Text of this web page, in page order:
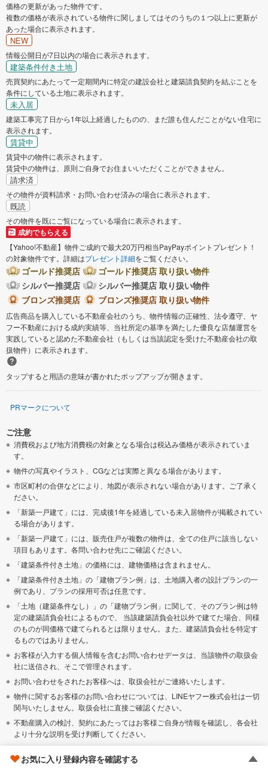
価格の更新があった物件です。
複数の価格が表示されている物件に関しましてはそのうちの１つ以上に更新が
あった場合に表示されます。
NEW
情報公開日が7日以内の場合に表示されます。
建築条件付き土地
売買契約にあたって一定期間内に特定の建設会社と建築請負契約を結ぶことを
条件にしている土地に表示されます。
未入居
建築工事完了日から1年以上経過したものの、まだ誰も住んだことがない住宅に
表示されます。
賃貸中
賃貸中の物件に表示されます。
賃貸中の物件は、原則ご自身でお住まいいただくことができません。
請求済
その物件が資料請求・お問い合わせ済みの場合に表示されます。
既読
その物件を既にご覧になっている場合に表示されます。
成約でもらえる
【Yahoo!不動産】物件ご成約で最大20万円相当PayPayポイントプレゼント！
の対象物件です。詳細はプレゼント詳細をご覧ください。
ゴールド推奨店
ゴールド推奨店 取り扱い物件
シルバー推奨店
シルバー推奨店 取り扱い物件
ブロンズ推奨店
ブロンズ推奨店 取り扱い物件
広告商品を購入している不動産会社のうち、物件情報の正確性、法令遵守、ヤ
フー不動産における成約実績等、当社所定の基準を満たした優良な店舗運営を
実践していると認めた不動産会社（もしくは当該認定を受けた不動産会社の取
扱物件）に表示されます。
タップすると用語の意味が書かれたポップアップが開きます。
PRマークについて
ご注意
消費税および地方消費税の対象となる場合は税込み価格が表示されていま
す。
物件の写真やイラスト、CGなどは実際と異なる場合があります。
市区町村の合併などにより、地図が表示されない場合があります。ご了承く
ださい。
「新築一戸建て」には、完成後1年を経過している未入居物件が掲載されてい
る場合があります。
「新築一戸建て」には、販売住戸が複数の物件は、全ての住戸に該当しない
項目もあります。各問い合わせ先にご確認ください。
「建築条件付き土地」の価格には、建物価格は含まれません。
「建築条件付き土地」の「建物プラン例」は、土地購入者の設計プランの一
例であり、プランの採用可否は任意です。
「土地（建築条件なし）」の「建物プラン例」に関して、そのプラン例は特
定の建築請負会社によるもので、 当該建築請負会社以外で建てた場合、同様
のものが同価格で建てられるとは限りません。また、建築請負会社を特定す
るものではありません。
お客様が入力する個人情報を含むお問い合わせデータは、当該物件の取扱会
社に送信され、そこで管理されます。
お問い合わせをされたお客様へは、取扱会社がご連絡いたします。
物件に関するお客様のお問い合わせについては、LINEヤフー株式会社は一切
関与いたしません。取扱会社に直接ご確認ください。
不動産購入の検討、契約にあたってはお客様ご自身が情報を確認し、各会社
より十分な説明を受け判断してください。
本ページの掲載内容は変更される場合があります。あらかじめご了承くださ
い。お気に入り登録内容を確認する